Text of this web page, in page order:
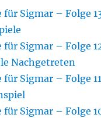
für Sigmar – Folge
für Sigmar – Folge
Nachgetreten
für Sigmar – Folge
für Sigmar – Folge